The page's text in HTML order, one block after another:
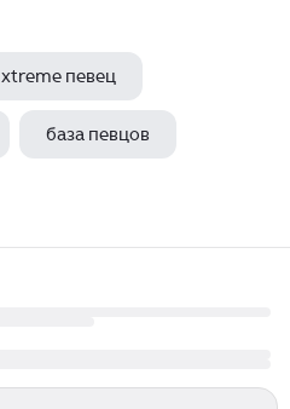
xtreme певец
база певцов